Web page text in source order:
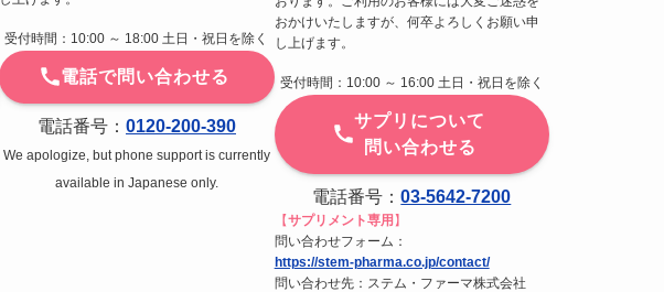
受付時間：10:00 ～ 18:00 土日・祝日を除く
電話で問い合わせる
電話番号： 0120-200-390
We apologize, but phone support is currently
available in Japanese only.
おかけいたしますが、何卒よろしくお願い申
し上げます。
受付時間：10:00 ～ 16:00 土日・祝日を除く
サプリについて
問い合わせる
電話番号：03-5642-7200
【サプリメント専用】
問い合わせフォーム：
https://stem-pharma.co.jp/contact/
問い合わせ先：ステム・ファーマ株式会社